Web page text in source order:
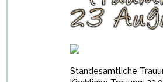
Standesamtliche